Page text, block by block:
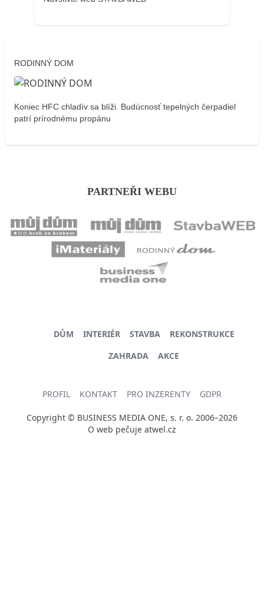
RODINNÝ DOM
Koniec HFC chladív sa blíži. Budúcnosť tepelných čerpadiel
patrí prírodnému propánu
PARTNEŘI WEBU
DŮM INTERIÉR STAVBA
REKONSTRUKCE
ZAHRADA
AKCE
PROFIL KONTAKT PRO INZERENTY GDPR
Copyright © BUSINESS MEDIA ONE, s. r. o. 2006–2026